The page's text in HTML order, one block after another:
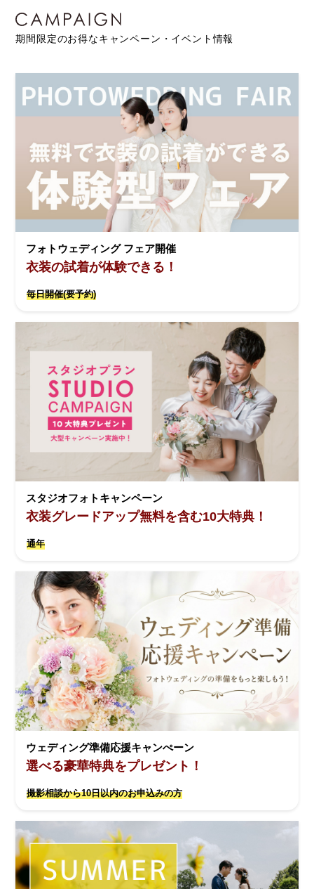
期間限定のお得なキャンペーン・イベント情報
フォトウェディング フェア開催
衣装の試着が体験できる！
毎日開催(要予約)
スタジオフォトキャンペーン
衣装グレードアップ無料を含む10大特典！
通年
ウェディング準備応援キャンぺーン
選べる豪華特典をプレゼント！
撮影相談から10日以内のお申込みの方